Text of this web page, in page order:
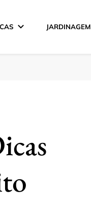
JARDINAGEM